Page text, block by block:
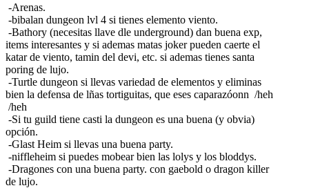
-Arenas.
-bibalan dungeon lvl 4 si tienes elemento viento.
-Bathory (necesitas llave dle underground) dan buena exp,
items interesantes y si ademas matas joker pueden caerte el
katar de viento, tamin del devi, etc. si ademas tienes santa
poring de lujo.
-Turtle dungeon si llevas variedad de elementos y eliminas
bien la defensa de lñas tortiguitas, que eses caparazóonn /heh
/heh
-Si tu guild tiene casti la dungeon es una buena (y obvia)
opción.
-Glast Heim si llevas una buena party.
-niffleheim si puedes mobear bien las lolys y los bloddys.
-Dragones con una buena party. con gaebold o dragon killer
de lujo.